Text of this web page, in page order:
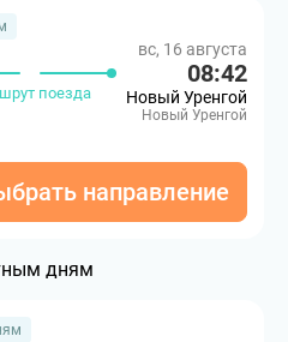
поезда
вс, 16 августа
08:42
Новый Уренгой
Новый Уренгой
направление
дням